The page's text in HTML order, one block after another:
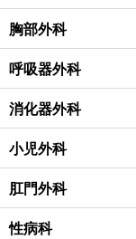
胸部外科
呼吸器外科
消化器外科
小児外科
肛門外科
性病科